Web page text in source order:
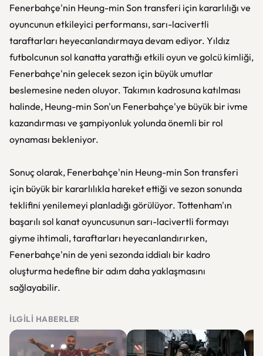
Fenerbahçe'nin Heung-min Son transferi için kararlılığı ve
oyuncunun etkileyici performansı, sarı-lacivertli
taraftarları heyecanlandırmaya devam ediyor. Yıldız
futbolcunun sol kanatta yarattığı etkili oyun ve golcü kimliği,
Fenerbahçe'nin gelecek sezon için büyük umutlar
beslemesine neden oluyor. Takımın kadrosuna katılması
halinde, Heung-min Son'un Fenerbahçe'ye büyük bir ivme
kazandırması ve şampiyonluk yolunda önemli bir rol
oynaması bekleniyor.
Sonuç olarak, Fenerbahçe'nin Heung-min Son transferi
için büyük bir kararlılıkla hareket ettiği ve sezon sonunda
teklifini yenilemeyi planladığı görülüyor. Tottenham'ın
başarılı sol kanat oyuncusunun sarı-lacivertli formayı
giyme ihtimali, taraftarları heyecanlandırırken,
Fenerbahçe'nin de yeni sezonda iddialı bir kadro
oluşturma hedefine bir adım daha yaklaşmasını
sağlayabilir.
İLGILI HABERLER